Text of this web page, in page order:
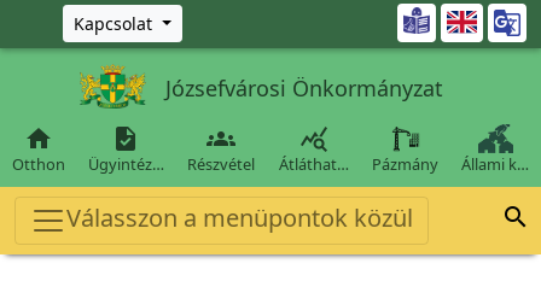
Ugrás a fő tartalomra
Kapcsolat 
Józsefvárosi Önkormányzat

Otthon

Ügyintéz…

Részvétel

Átláthat… Pázmány Állami k…
Válasszon a menüpontok közül 